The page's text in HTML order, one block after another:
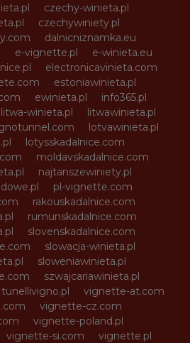
czechy-winieta.pl
czechywiniety.pl
dalnicniznamka.eu
e-vignette.pl
e-winieta.eu
electronicavinieta.com
estoniawinieta.pl
ewinieta.pl
info365.pl
litwa-winieta.pl
litwawinieta.pl
lotvawinieta.pl
lotysskadalnice.com
moldavskadalnice.com
najtanszewiniety.pl
pl-vignette.com
rakouskadalnice.com
rumunskadalnice.com
slovenskadalnice.com
slowacja-winieta.pl
sloweniawinieta.pl
szwajcariawinieta.pl
tunellivigno.pl
vignette-at.com
vignette-cz.com
vignette-poland.pl
vignette-si.com
vignette.pl